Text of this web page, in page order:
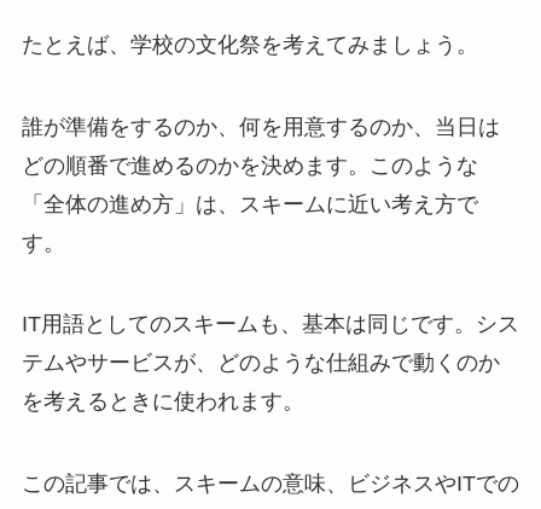
たとえば、学校の文化祭を考えてみましょう。
誰が準備をするのか、何を用意するのか、当日は
どの順番で進めるのかを決めます。このような
「全体の進め方」は、スキームに近い考え方で
す。
IT用語としてのスキームも、基本は同じです。シス
テムやサービスが、どのような仕組みで動くのか
を考えるときに使われます。
この記事では、スキームの意味、ビジネスやITでの